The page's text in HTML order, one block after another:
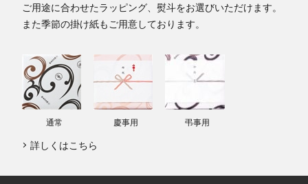
ご用途に合わせたラッピング、熨斗をお選びいただけます。
また季節の掛け紙もご用意しております。
通常 慶事用 弔事用
詳しくはこちら